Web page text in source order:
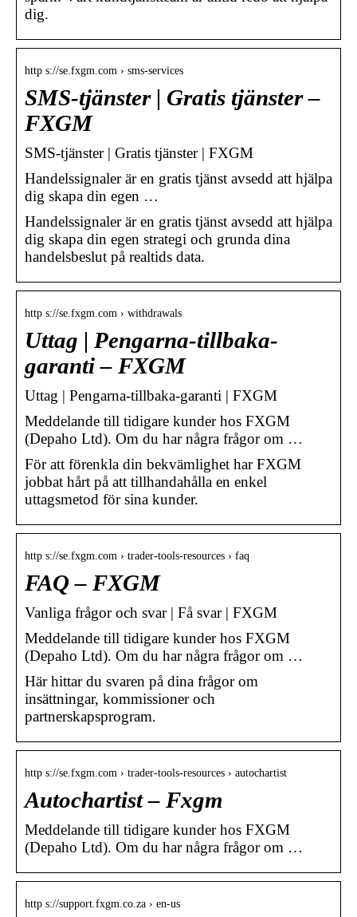
dig.
http s://se.fxgm.com › sms-services
SMS-tjänster | Gratis tjänster –
FXGM
SMS-tjänster | Gratis tjänster | FXGM
Handelssignaler är en gratis tjänst avsedd att hjälpa
dig skapa din egen …
Handelssignaler är en gratis tjänst avsedd att hjälpa
dig skapa din egen strategi och grunda dina
handelsbeslut på realtids data.
http s://se.fxgm.com › withdrawals
Uttag | Pengarna-tillbaka-
garanti – FXGM
Uttag | Pengarna-tillbaka-garanti | FXGM
Meddelande till tidigare kunder hos FXGM
(Depaho Ltd). Om du har några frågor om …
För att förenkla din bekvämlighet har FXGM
jobbat hårt på att tillhandahålla en enkel
uttagsmetod för sina kunder.
http s://se.fxgm.com › trader-tools-resources › faq
FAQ – FXGM
Vanliga frågor och svar | Få svar | FXGM
Meddelande till tidigare kunder hos FXGM
(Depaho Ltd). Om du har några frågor om …
Här hittar du svaren på dina frågor om
insättningar, kommissioner och
partnerskapsprogram.
http s://se.fxgm.com › trader-tools-resources › autochartist
Autochartist – Fxgm
Meddelande till tidigare kunder hos FXGM
(Depaho Ltd). Om du har några frågor om …
http s://support.fxgm.co.za › en-us